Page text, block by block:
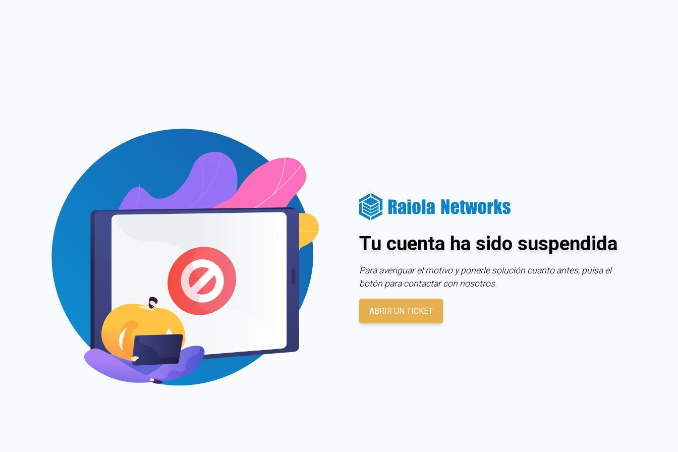
Tu cuenta ha sido suspendida
Para averiguar el motivo y ponerle solución cuanto antes, pulsa el
botón para contactar con nosotros.
ABRIR UN TICKET